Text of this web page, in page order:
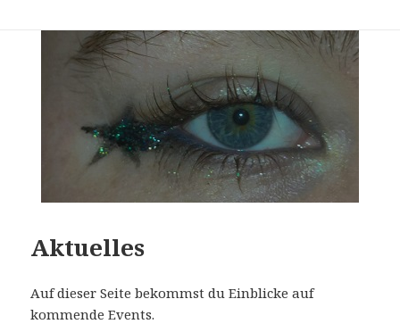
Aktuelles
Auf dieser Seite bekommst du Einblicke auf
kommende Events.